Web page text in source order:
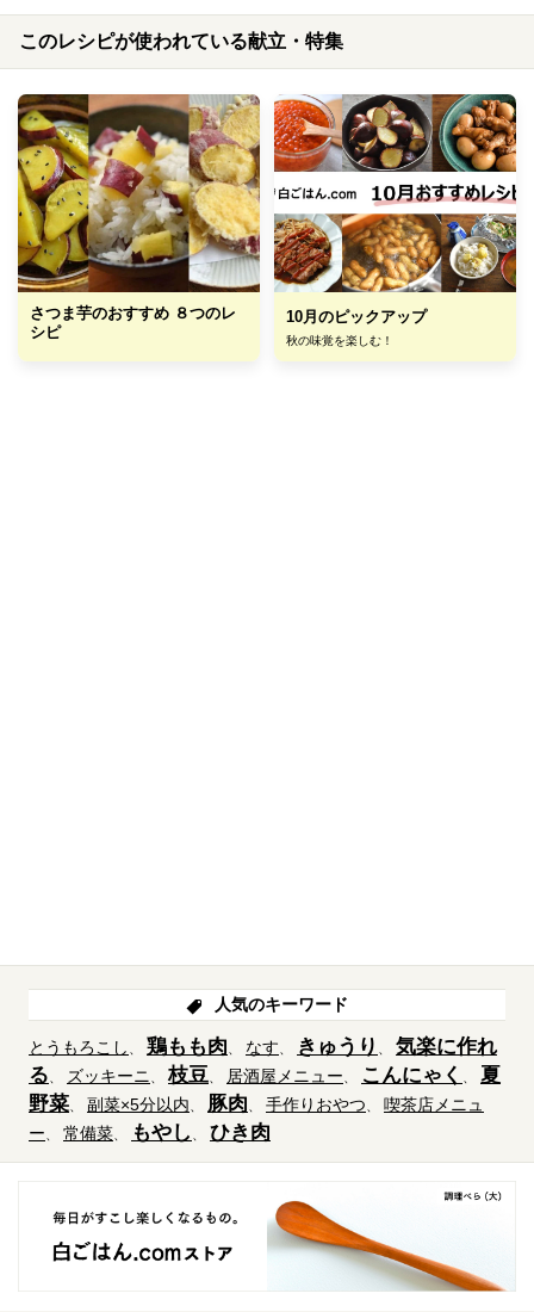
このレシピが使われている献立・特集
さつま芋のおすすめ ８つのレ
シピ
10月のピックアップ
秋の味覚を楽しむ！
人気のキーワード
とうもろこし 鶏もも肉 なす きゅうり
気楽に作れ
る
ズッキーニ 枝豆 居酒屋メニュー こんにゃく
夏
野菜
副菜×5分以内 豚肉 手作りおやつ
喫茶店メニュ
ー
常備菜 もやし ひき肉